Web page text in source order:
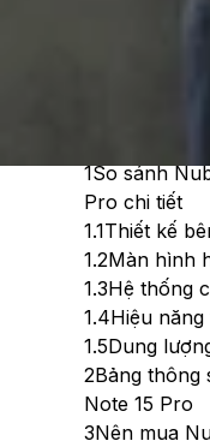
1So sánh
Pro chi tiết
1.1Thiết kế
1.2Màn hình
1.3Hệ thống
1.4Hiệu
1.5Dung
2Bảng thông
Note 15 Pro
3Nên mua